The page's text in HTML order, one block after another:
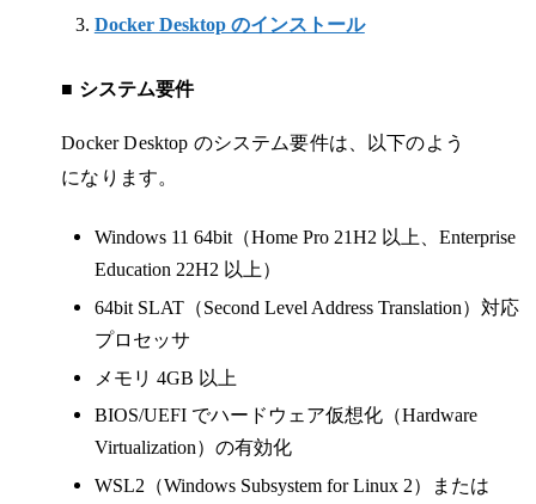
Docker Desktop のインストール
■ システム要件
Docker Desktop のシステム要件は、以下のよう
になります。
Windows 11 64bit（Home Pro 21H2 以上、Enterprise
Education 22H2 以上）
64bit SLAT（Second Level Address Translation）対応
プロセッサ
メモリ 4GB 以上
BIOS/UEFI でハードウェア仮想化（Hardware
Virtualization）の有効化
WSL2（Windows Subsystem for Linux 2）または